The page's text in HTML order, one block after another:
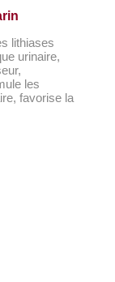
lithiases
urinaire,
les
favorise la